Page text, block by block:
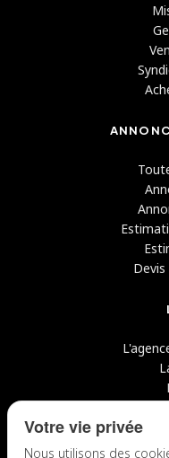
Votre vie privée
Nous utilisons des